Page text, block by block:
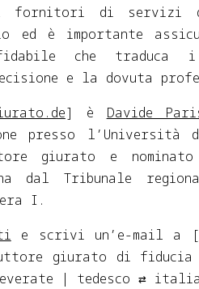
fornitori di servizi di
ed è importante
che traduca i
e la dovuta
] è Davide
presso l’Università di
giurato e
dal Tribunale
I.
e scrivi un’e-mail a [
giurato di fiducia
| tedesco ⇄